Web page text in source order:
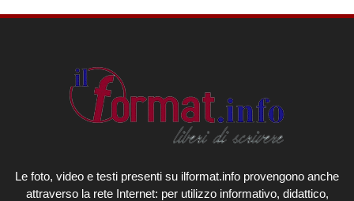
Le foto, video e testi presenti su ilformat.info provengono anche
attraverso la rete Internet: per utilizzo informativo, didattico,